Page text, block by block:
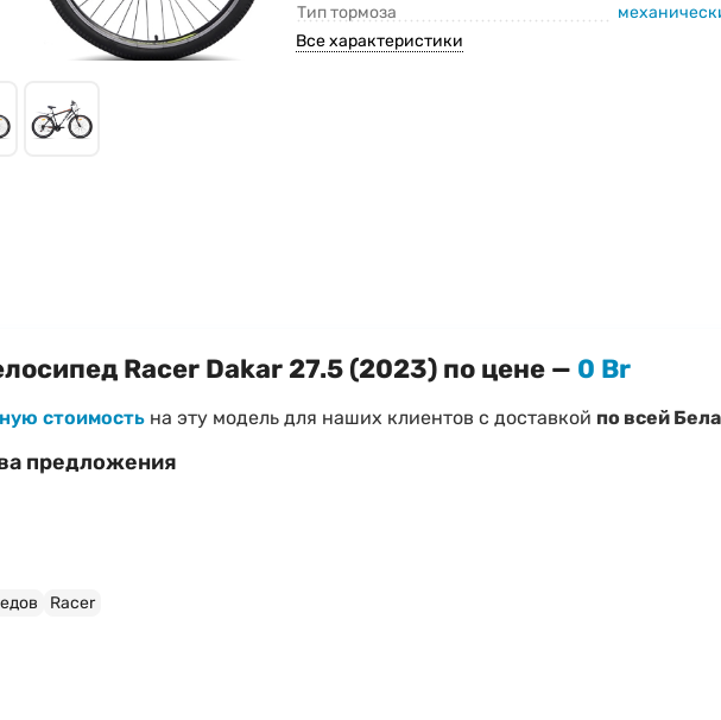
Тип тормоза
Все характеристики
Racer Dakar 27.5 (2023) по цене — 0 Br
стоимость на эту модель для наших клиентов с доставкой по всей
предложения
модели?
Racer